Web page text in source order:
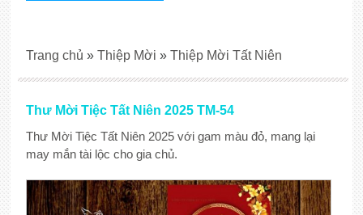
Thư Mời Tiệc Tất Niên 2025 TM-54
Thư Mời Tiệc Tất Niên 2025 với gam màu đỏ, mang lại
may mắn tài lộc cho gia chủ.
Trang chủ » Thiệp Mời » Thiệp Mời Tất Niên